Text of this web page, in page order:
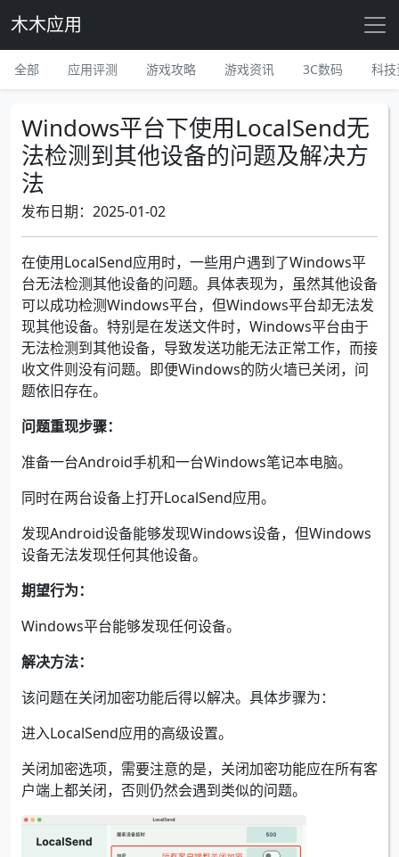
木木应用
全部 应用评测 游戏攻略 游戏资讯 3C数码 科
Windows平台下使用LocalSend无
法检测到其他设备的问题及解决方
法
发布日期：2025-01-02
在使用LocalSend应用时，一些用户遇到了Windows平
台无法检测其他设备的问题。具体表现为，虽然其他设备
可以成功检测Windows平台，但Windows平台却无法发
现其他设备。特别是在发送文件时，Windows平台由于
无法检测到其他设备，导致发送功能无法正常工作，而接
收文件则没有问题。即便Windows的防火墙已关闭，问
题依旧存在。
问题重现步骤：
准备一台Android手机和一台Windows笔记本电脑。
同时在两台设备上打开LocalSend应用。
发现Android设备能够发现Windows设备，但Windows
设备无法发现任何其他设备。
期望行为：
Windows平台能够发现任何设备。
解决方法：
该问题在关闭加密功能后得以解决。具体步骤为：
进入LocalSend应用的高级设置。
关闭加密选项，需要注意的是，关闭加密功能应在所有客
户端上都关闭，否则仍然会遇到类似的问题。